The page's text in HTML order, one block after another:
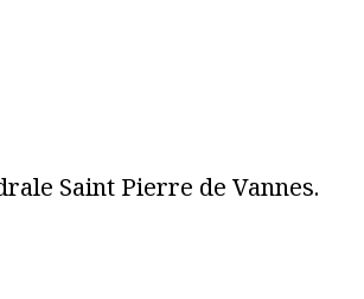
Saint Pierre de Vannes.